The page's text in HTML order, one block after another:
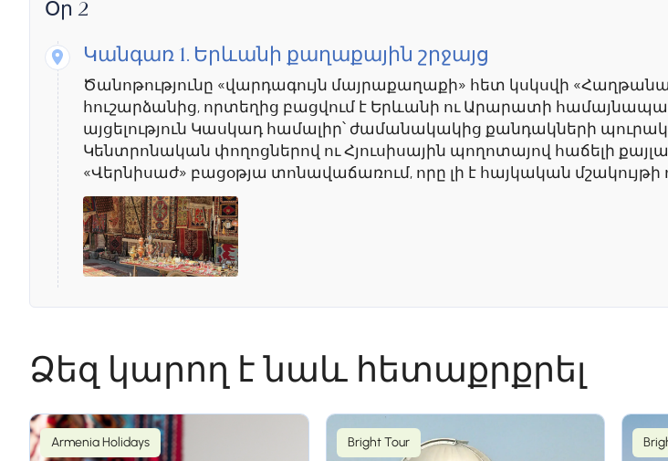
Օր 2
Կանգառ 1. Երևանի քաղաքային շրջայց
Ծանոթությունը «վարդագույն մայրաքաղաքի» հետ կսկսվի
հուշարձանից, որտեղից բացվում է Երևանի ու Արարատի
այցելություն Կասկադ համալիր՝ ժամանակակից քանդակների
Կենտրոնական փողոցներով ու Հյուսիսային պողոտայով հաճելի
«Վերնիսաժ» բացօթյա տոնավաճառում, որը լի է հայկական
Կանգառ 1. Երևան - Արենի-1 քարանձավ - Նորավանք -
Ուղևորությունը դեպի Վայոց Ձոր կսկսվի «Թռչունների քարանձավից»
ամենահին գինեգործարանը։ Կարմիր ժայռերի միջով ճանապարհը
Ձեզ կարող է նաև հետաքրքրել
Armenia Holidays Bright Tour